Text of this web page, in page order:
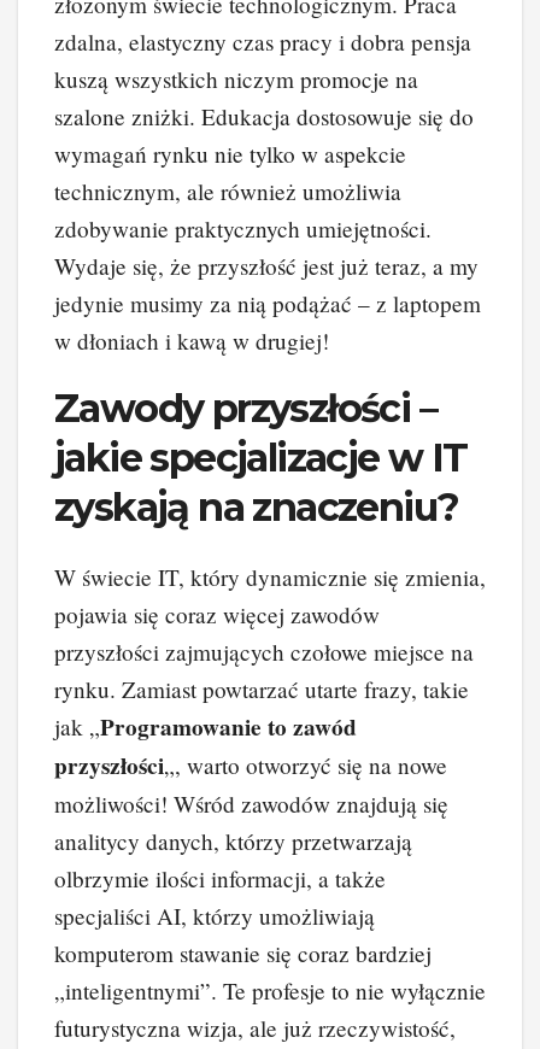
zdalna, elastyczny czas pracy i dobra pensja
kuszą wszystkich niczym promocje na
szalone zniżki. Edukacja dostosowuje się do
wymagań rynku nie tylko w aspekcie
technicznym, ale również umożliwia
zdobywanie praktycznych umiejętności.
Wydaje się, że przyszłość jest już teraz, a my
jedynie musimy za nią podążać – z laptopem
w dłoniach i kawą w drugiej!
Zawody przyszłości –
jakie specjalizacje w IT
zyskają na znaczeniu?
W świecie IT, który dynamicznie się zmienia,
pojawia się coraz więcej zawodów
przyszłości zajmujących czołowe miejsce na
rynku. Zamiast powtarzać utarte frazy, takie
jak „Programowanie to zawód
przyszłości„, warto otworzyć się na nowe
możliwości! Wśród zawodów znajdują się
analitycy danych, którzy przetwarzają
olbrzymie ilości informacji, a także
specjaliści AI, którzy umożliwiają
komputerom stawanie się coraz bardziej
„inteligentnymi”. Te profesje to nie wyłącznie
futurystyczna wizja, ale już rzeczywistość,